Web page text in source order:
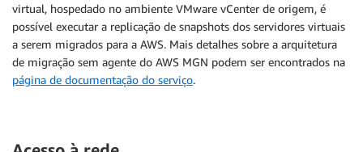
virtual, hospedado no ambiente VMware vCenter de origem, é
possível executar a replicação de snapshots dos servidores virtuais
a serem migrados para a AWS. Mais detalhes sobre a arquitetura
de migração sem agente do AWS MGN podem ser encontrados na
página de documentação do serviço.